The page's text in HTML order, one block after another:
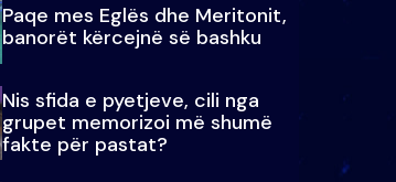
Paqe mes Eglës dhe Meritonit,
banorët kërcejnë së bashku
Nis sfida e pyetjeve, cili nga
grupet memorizoi më shumë
fakte për pastat?